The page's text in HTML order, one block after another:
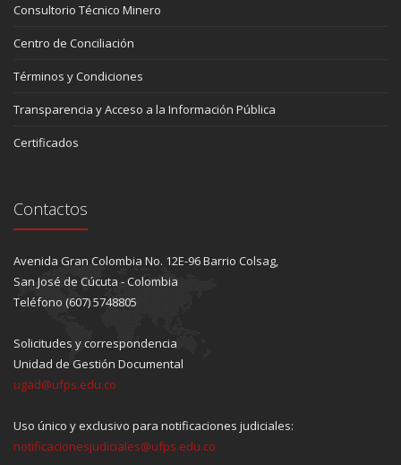
Consultorio Técnico Minero
Centro de Conciliación
Términos y Condiciones
Transparencia y Acceso a la Información Pública
Certificados
Contactos
Avenida Gran Colombia No. 12E-96 Barrio Colsag,
San José de Cúcuta - Colombia
Teléfono (607) 5748805
Solicitudes y correspondencia
Unidad de Gestión Documental
ugad@ufps.edu.co
Uso único y exclusivo para notificaciones judiciales:
notificacionesjudiciales@ufps.edu.co